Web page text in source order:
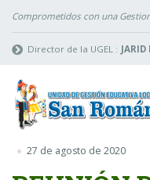
Comprometidos con una
Director de la UGEL :
27 de agosto de 2020